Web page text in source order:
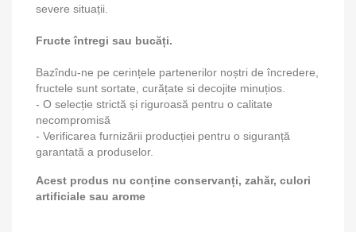
severe situații.
Fructe întregi sau bucăți.
Bazîndu-ne pe cerințele partenerilor noștri de încredere,
fructele sunt sortate, curățate si decojite minuțios.
- O selecție strictă și riguroasă pentru o calitate
necompromisă
- Verificarea furnizării producției pentru o siguranță
garantată a produselor.
Acest produs nu conține conservanți, zahăr, culori
artificiale sau arome